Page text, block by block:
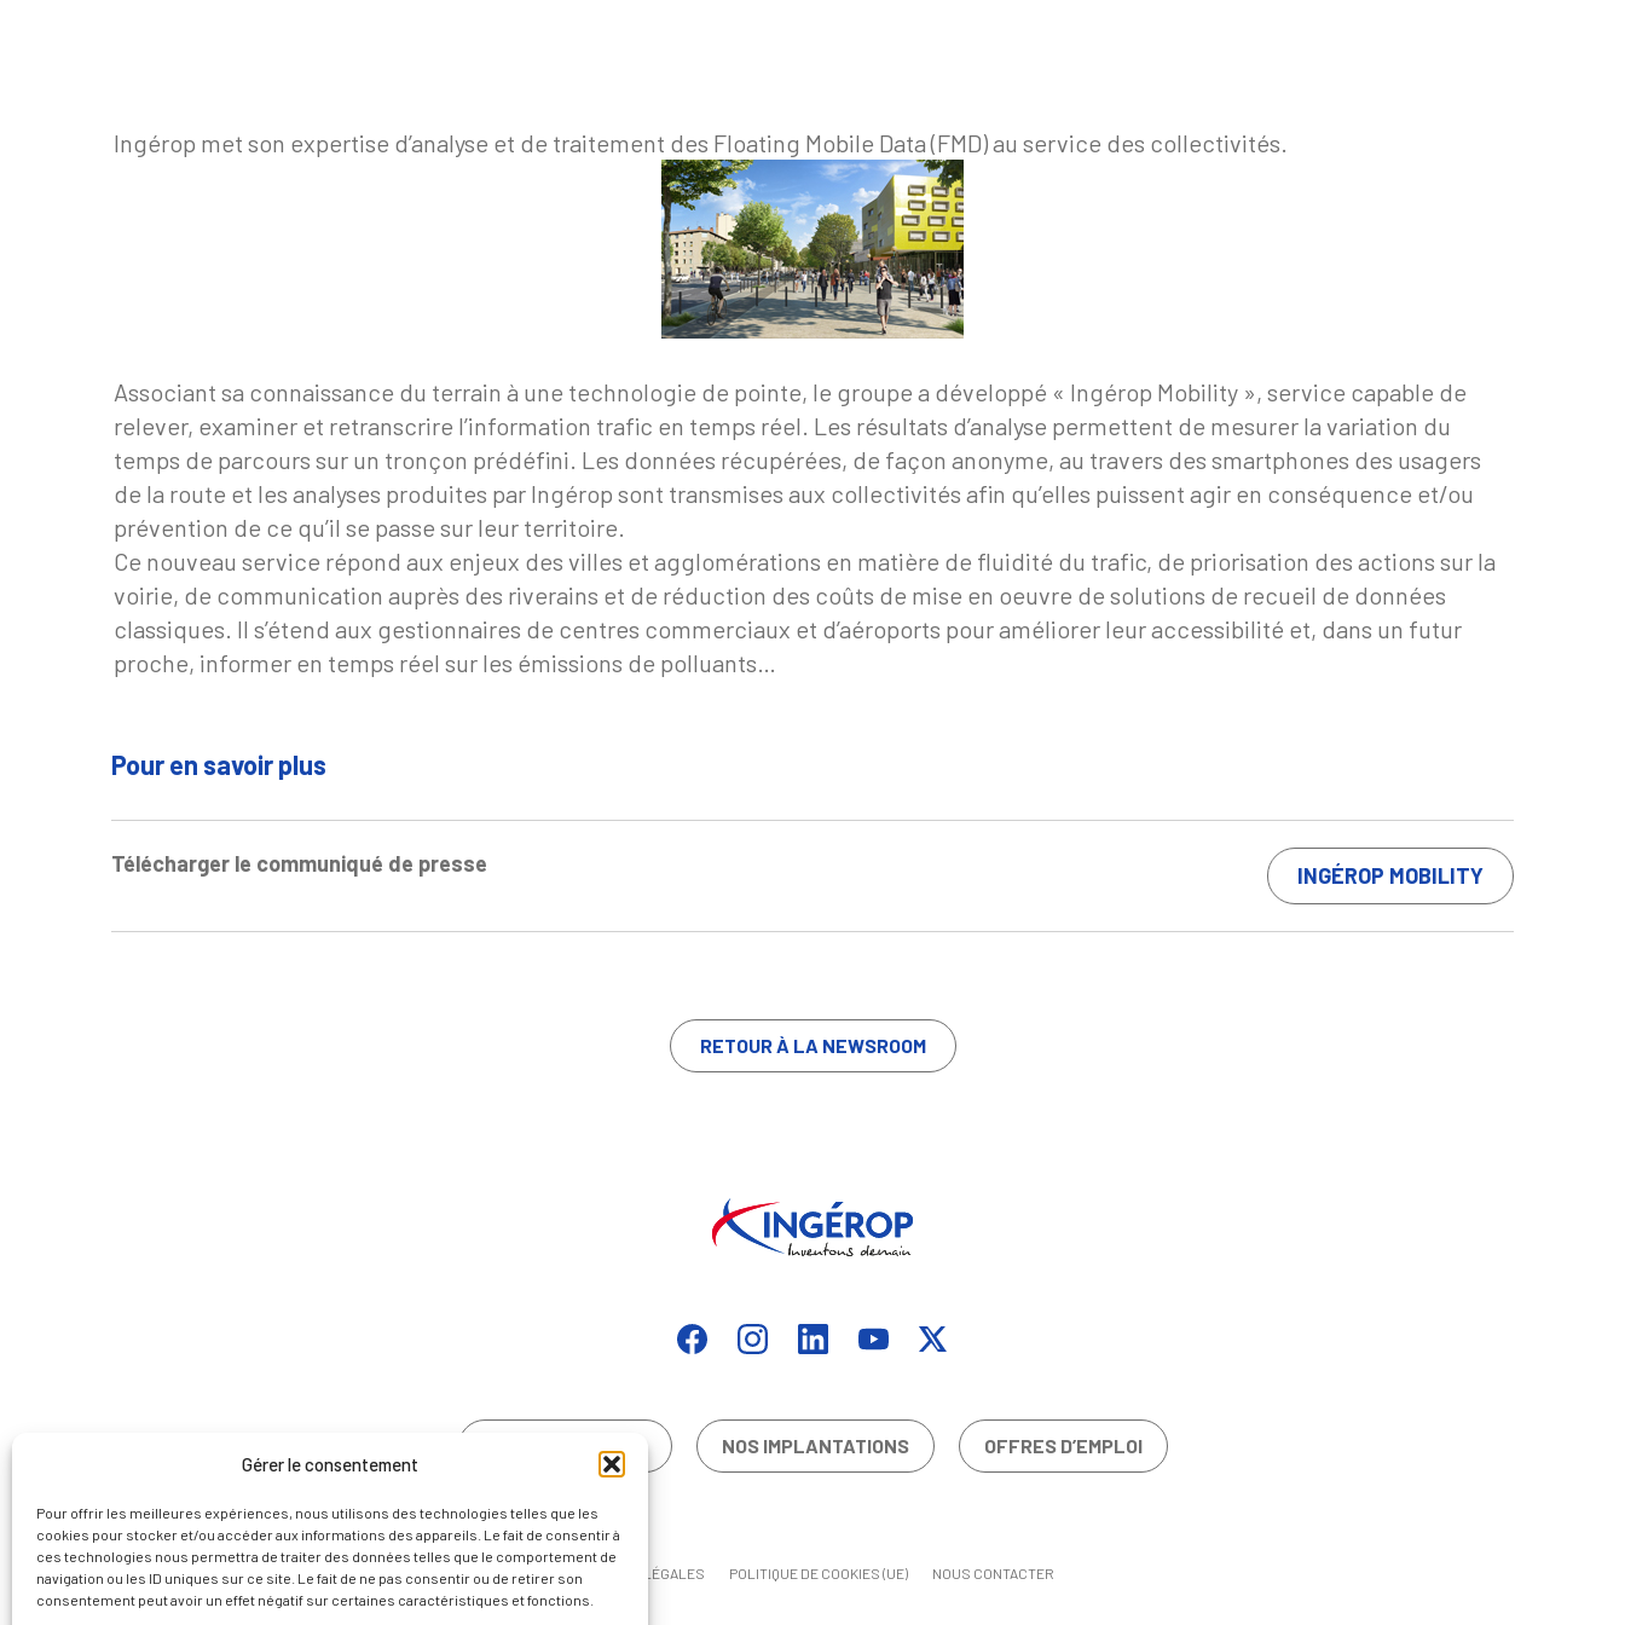
Gérer le consentement
Pour offrir les meilleures expériences, nous utilisons des technologies telles que les
cookies pour stocker et/ou accéder aux informations des appareils. Le fait de consentir à
ces technologies nous permettra de traiter des données telles que le comportement de
navigation ou les ID uniques sur ce site. Le fait de ne pas consentir ou de retirer son
consentement peut avoir un effet négatif sur certaines caractéristiques et fonctions.
Ingérop met son expertise d’analyse et de traitement des Floating Mobile Data (FMD) au service des collectivités.
Associant sa connaissance du terrain à une technologie de pointe, le groupe a développé « Ingérop Mobility », service capable de
relever, examiner et retranscrire l’information trafic en temps réel. Les résultats d’analyse permettent de mesurer la variation du
temps de parcours sur un tronçon prédéfini. Les données récupérées, de façon anonyme, au travers des smartphones des usagers
de la route et les analyses produites par Ingérop sont transmises aux collectivités afin qu’elles puissent agir en conséquence et/ou
prévention de ce qu’il se passe sur leur territoire.
Ce nouveau service répond aux enjeux des villes et agglomérations en matière de fluidité du trafic, de priorisation des actions sur la
voirie, de communication auprès des riverains et de réduction des coûts de mise en oeuvre de solutions de recueil de données
classiques. Il s’étend aux gestionnaires de centres commerciaux et d’aéroports pour améliorer leur accessibilité et, dans un futur
proche, informer en temps réel sur les émissions de polluants…
Pour en savoir plus
Télécharger le communiqué de presse INGÉROP MOBILITY
RETOUR À LA NEWSROOM
NOUS CONTACTER NOS IMPLANTATIONS OFFRES D’EMPLOI
MENTIONS LÉGALES POLITIQUE DE COOKIES (UE) NOUS CONTACTER